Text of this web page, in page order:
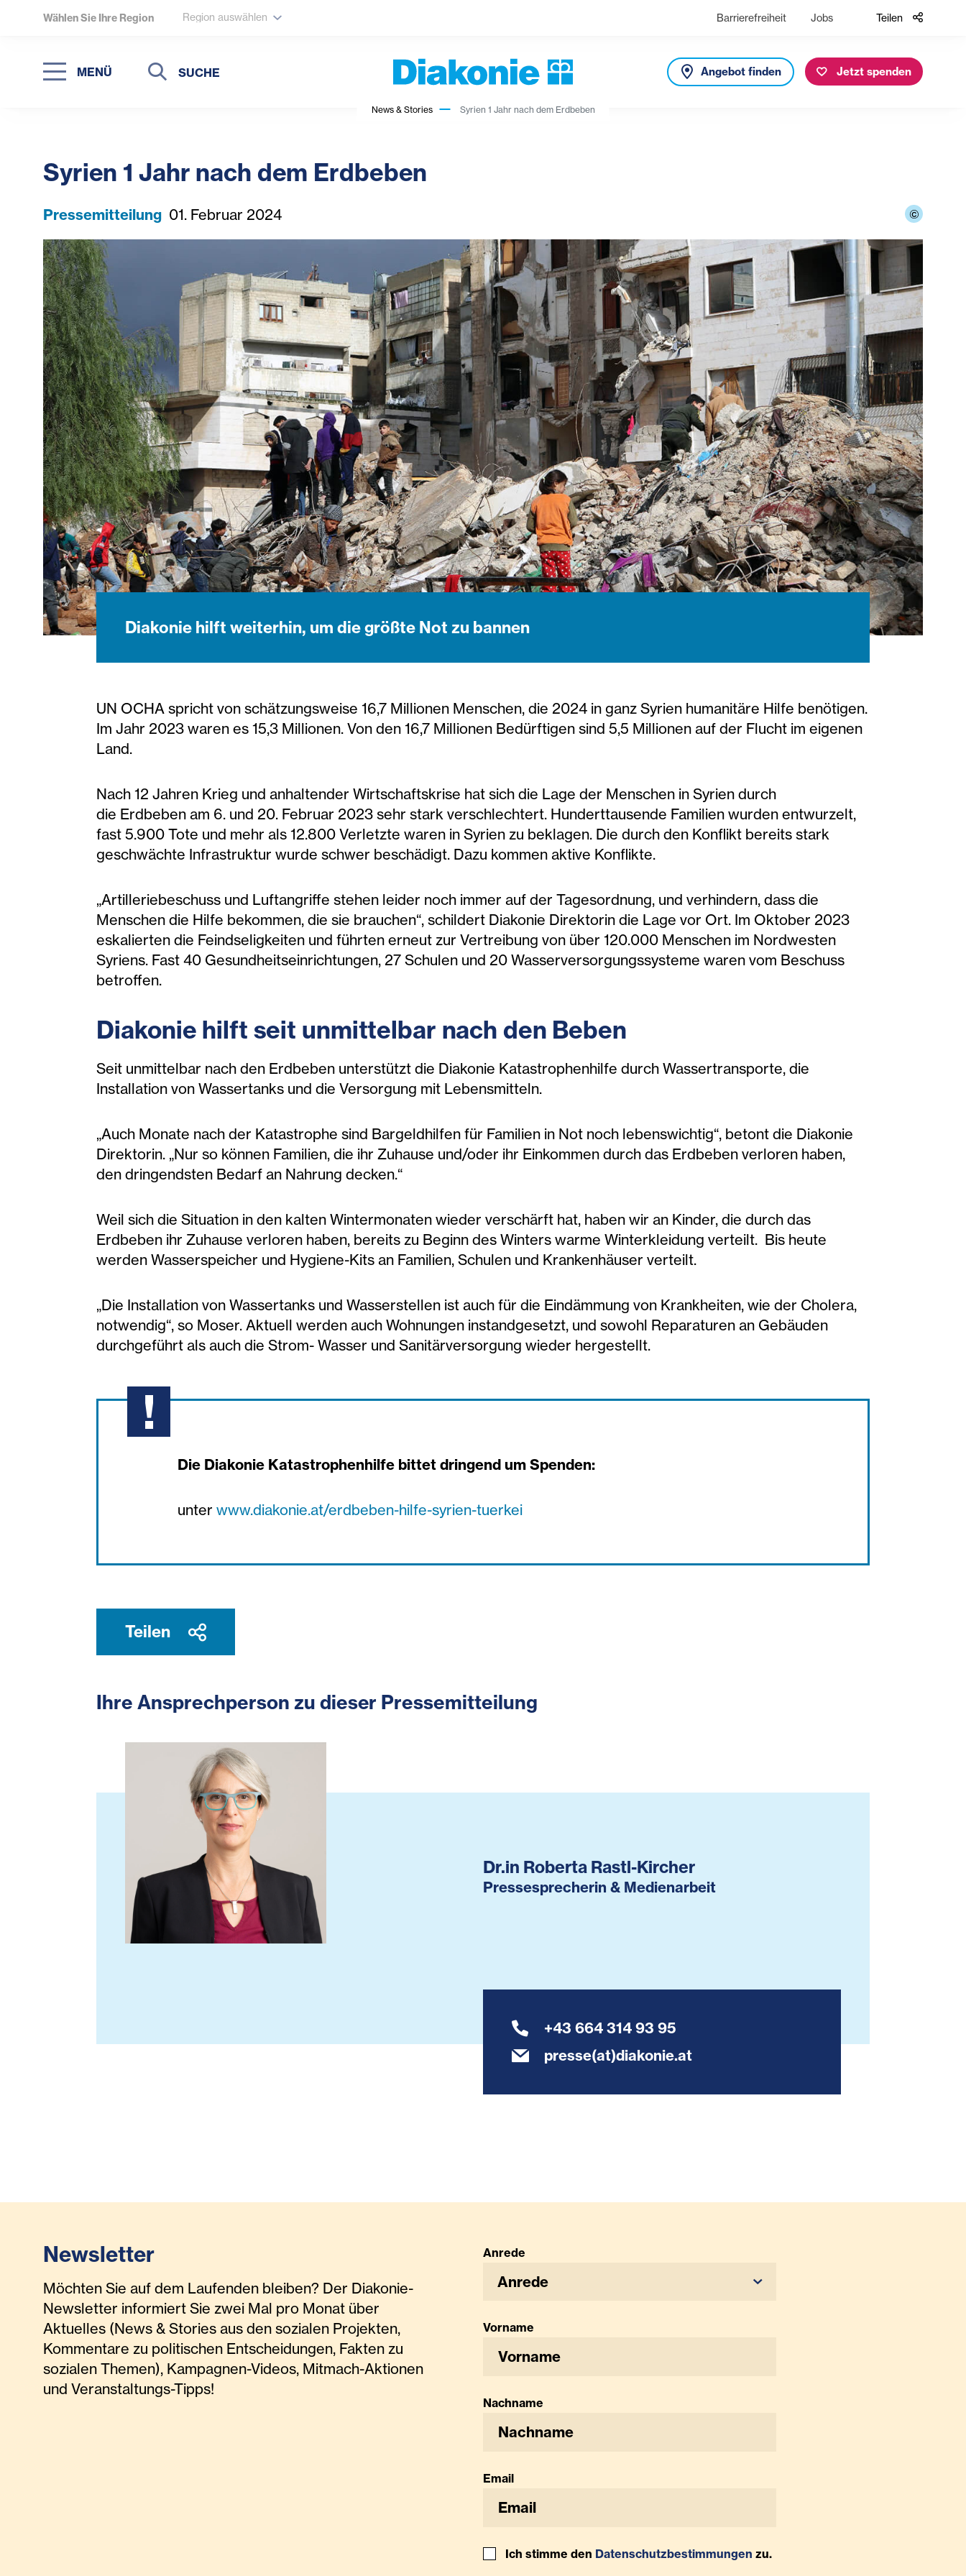
Wählen Sie Ihre Region Region auswählen Barrierefreiheit Jobs Teilen
MENÜ
Suche
Suche
Angebot finden Jetzt spenden
News & Stories Syrien 1 Jahr nach dem Erdbeben
Syrien 1 Jahr nach dem Erdbeben
Pressemitteilung 01. Februar 2024 ©
Diakonie hilft weiterhin, um die größte Not zu bannen
UN OCHA spricht von schätzungsweise 16,7 Millionen Menschen, die 2024 in ganz Syrien humanitäre Hilfe benötigen.
Im Jahr 2023 waren es 15,3 Millionen. Von den 16,7 Millionen Bedürftigen sind 5,5 Millionen auf der Flucht im eigenen
Land.
Nach 12 Jahren Krieg und anhaltender Wirtschaftskrise hat sich die Lage der Menschen in Syrien durch
die Erdbeben am 6. und 20. Februar 2023 sehr stark verschlechtert. Hunderttausende Familien wurden entwurzelt,
fast 5.900 Tote und mehr als 12.800 Verletzte waren in Syrien zu beklagen. Die durch den Konflikt bereits stark
geschwächte Infrastruktur wurde schwer beschädigt. Dazu kommen aktive Konflikte.
„Artilleriebeschuss und Luftangriffe stehen leider noch immer auf der Tagesordnung, und verhindern, dass die
Menschen die Hilfe bekommen, die sie brauchen“, schildert Diakonie Direktorin die Lage vor Ort. Im Oktober 2023
eskalierten die Feindseligkeiten und führten erneut zur Vertreibung von über 120.000 Menschen im Nordwesten
Syriens. Fast 40 Gesundheitseinrichtungen, 27 Schulen und 20 Wasserversorgungssysteme waren vom Beschuss
betroffen.
Diakonie hilft seit unmittelbar nach den Beben
Seit unmittelbar nach den Erdbeben unterstützt die Diakonie Katastrophenhilfe durch Wassertransporte, die
Installation von Wassertanks und die Versorgung mit Lebensmitteln.
„Auch Monate nach der Katastrophe sind Bargeldhilfen für Familien in Not noch lebenswichtig“, betont die Diakonie
Direktorin. „Nur so können Familien, die ihr Zuhause und/oder ihr Einkommen durch das Erdbeben verloren haben,
den dringendsten Bedarf an Nahrung decken.“
Weil sich die Situation in den kalten Wintermonaten wieder verschärft hat, haben wir an Kinder, die durch das
Erdbeben ihr Zuhause verloren haben, bereits zu Beginn des Winters warme Winterkleidung verteilt. Bis heute
werden Wasserspeicher und Hygiene-Kits an Familien, Schulen und Krankenhäuser verteilt.
„Die Installation von Wassertanks und Wasserstellen ist auch für die Eindämmung von Krankheiten, wie der Cholera,
notwendig“, so Moser. Aktuell werden auch Wohnungen instandgesetzt, und sowohl Reparaturen an Gebäuden
durchgeführt als auch die Strom- Wasser und Sanitärversorgung wieder hergestellt.
Die Diakonie Katastrophenhilfe bittet dringend um Spenden:
unterwww.diakonie.at/erdbeben-hilfe-syrien-tuerkei
Teilen
Ihre Ansprechperson zu dieser Pressemitteilung
Dr.in Roberta Rastl-Kircher
Pressesprecherin & Medienarbeit
+43 664 314 93 95
presse(at)diakonie.at
Newsletter
Möchten Sie auf dem Laufenden bleiben? Der Diakonie-
Newsletter informiert Sie zwei Mal pro Monat über
Aktuelles (News & Stories aus den sozialen Projekten,
Kommentare zu politischen Entscheidungen, Fakten zu
sozialen Themen), Kampagnen-Videos, Mitmach-Aktionen
und Veranstaltungs-Tipps!
Anrede
Anrede
Vorname
Nachname
Email
Ich stimme den Datenschutzbestimmungen zu.